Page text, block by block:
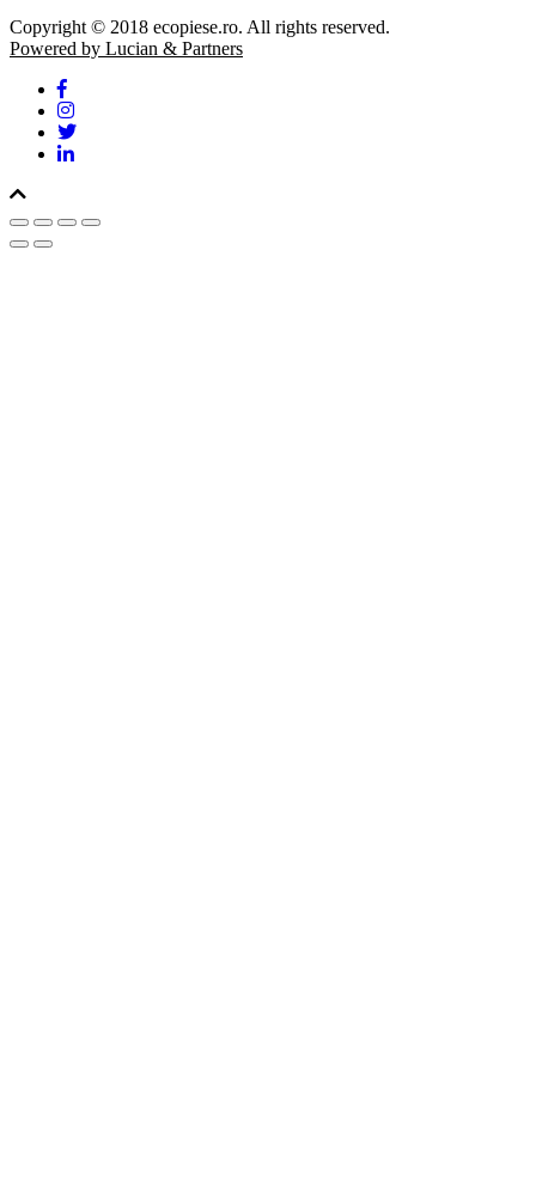
Copyright © 2018 ecopiese.ro. All rights reserved.
Powered by Lucian & Partners